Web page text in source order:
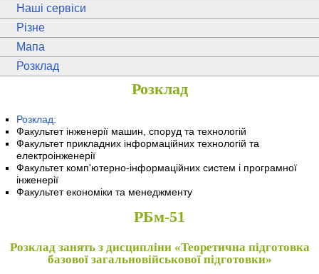
Наші сервіси
Різне
Мапа
Розклад
Розклад
Розклад:
Факультет інженерії машин, споруд та технологій
Факультет прикладних інформаційних технологій та
електроінженерії
Факультет комп'ютерно-інформаційних систем і програмної
інженерії
Факультет економіки та менеджменту
РБм-51
Розклад занять з дисципліни «Теоретична підготовка
базової загальновійськової підготовки»